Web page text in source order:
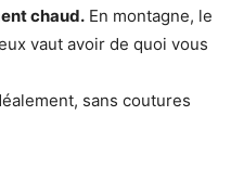
chaud. En montagne, le
vaut avoir de quoi vous
sans coutures